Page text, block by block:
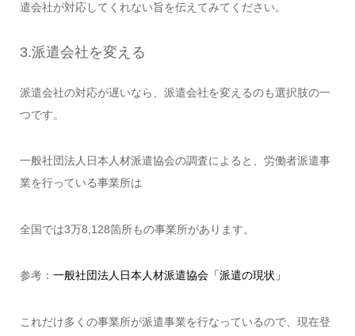
遣会社が対応してくれない旨を伝えてみてください。
3.派遣会社を変える
派遣会社の対応が遅いなら、派遣会社を変えるのも選択肢の一
つです。
一般社団法人日本人材派遣協会の調査によると、労働者派遣事
業を行っている事業所は
全国では3万8,128箇所もの事業所があります。
参考： 一般社団法人日本人材派遣協会「派遣の現状」
これだけ多くの事業所が派遣事業を行なっているので、現在登